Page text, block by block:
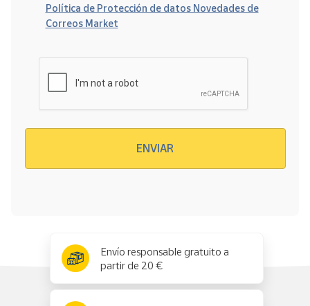
Política de Protección de datos Novedades de
Correos Market
ENVIAR
Envío responsable gratuito a
partir de 20 €